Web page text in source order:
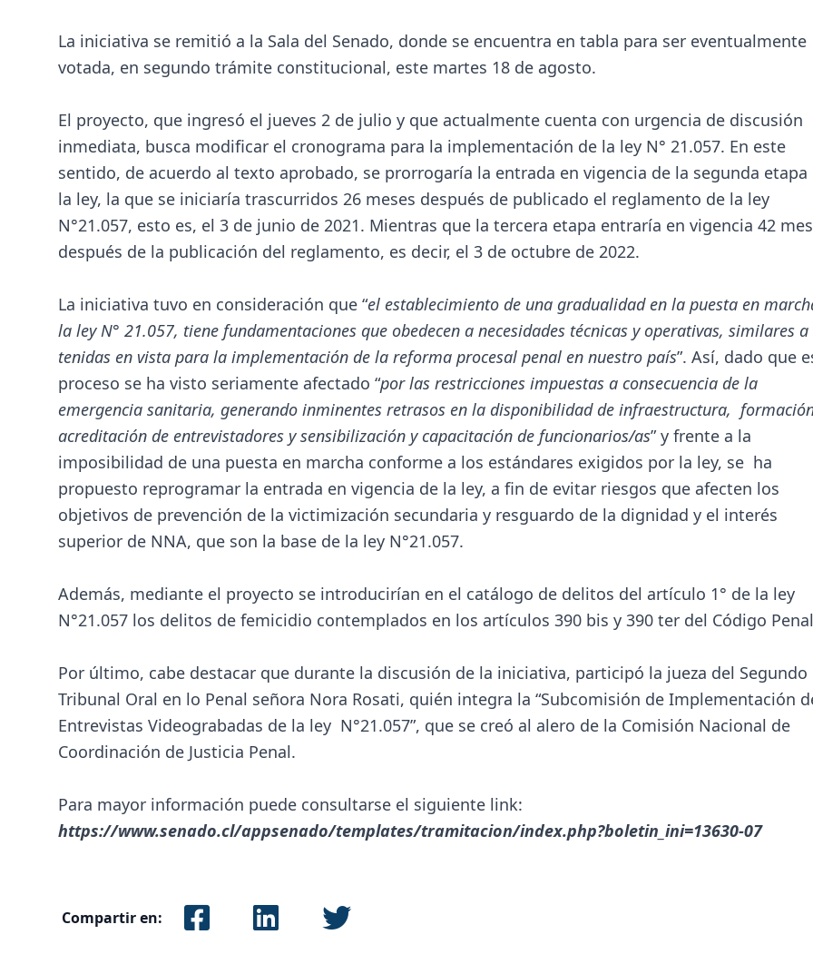
La iniciativa se remitió a la Sala del Senado, donde se encuentra en tabla para ser eventualmente
votada, en segundo trámite constitucional, este martes 18 de agosto.
El proyecto, que ingresó el jueves 2 de julio y que actualmente cuenta con urgencia de discusión
inmediata, busca modificar el cronograma para la implementación de la ley N° 21.057. En este
sentido, de acuerdo al texto aprobado, se prorrogaría la entrada en vigencia de la segunda etapa
la ley, la que se iniciaría trascurridos 26 meses después de publicado el reglamento de la ley
N°21.057, esto es, el 3 de junio de 2021. Mientras que la tercera etapa entraría en vigencia 42
después de la publicación del reglamento, es decir, el 3 de octubre de 2022.
La iniciativa tuvo en consideración que “el establecimiento de una gradualidad en la puesta en
la ley N° 21.057, tiene fundamentaciones que obedecen a necesidades técnicas y operativas, similares a
tenidas en vista para la implementación de la reforma procesal penal en nuestro país”. Así, dado que
proceso se ha visto seriamente afectado “por las restricciones impuestas a consecuencia de la
emergencia sanitaria, generando inminentes retrasos en la disponibilidad de infraestructura,
acreditación de entrevistadores y sensibilización y capacitación de funcionarios/as” y frente a la
imposibilidad de una puesta en marcha conforme a los estándares exigidos por la ley, se ha
propuesto reprogramar la entrada en vigencia de la ley, a fin de evitar riesgos que afecten los
objetivos de prevención de la victimización secundaria y resguardo de la dignidad y el interés
superior de NNA, que son la base de la ley N°21.057.
Además, mediante el proyecto se introducirían en el catálogo de delitos del artículo 1° de la ley
N°21.057 los delitos de femicidio contemplados en los artículos 390 bis y 390 ter del Código
Por último, cabe destacar que durante la discusión de la iniciativa, participó la jueza del Segundo
Tribunal Oral en lo Penal señora Nora Rosati, quién integra la “Subcomisión de Implementación
Entrevistas Videograbadas de la ley N°21.057”, que se creó al alero de la Comisión Nacional de
Coordinación de Justicia Penal.
Para mayor información puede consultarse el siguiente link:
https://www.senado.cl/appsenado/templates/tramitacion/index.php?boletin_ini=13630-07
Compartir en: